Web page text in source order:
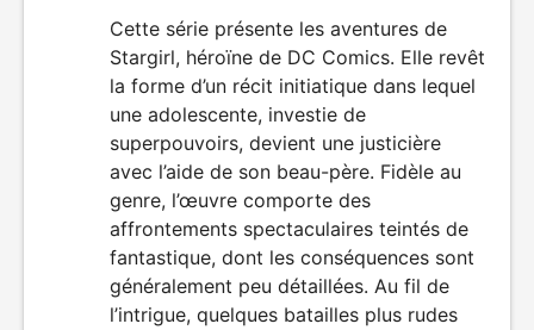
DÉCONSEILLÉ
AUX JEUNES
ENFANTS
Cette série présente les aventures de
Stargirl, héroïne de DC Comics. Elle revêt
la forme d’un récit initiatique dans lequel
une adolescente, investie de
superpouvoirs, devient une justicière
avec l’aide de son beau-père. Fidèle au
genre, l’œuvre comporte des
affrontements spectaculaires teintés de
fantastique, dont les conséquences sont
généralement peu détaillées. Au fil de
l’intrigue, quelques batailles plus rudes